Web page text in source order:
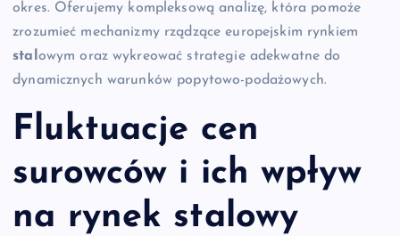
okres. Oferujemy kompleksową analizę, która pomoże
zrozumieć mechanizmy rządzące europejskim rynkiem
stalowym oraz wykreować strategie adekwatne do
dynamicznych warunków popytowo-podażowych.
Fluktuacje cen
surowców i ich wpływ
na rynek stalowy